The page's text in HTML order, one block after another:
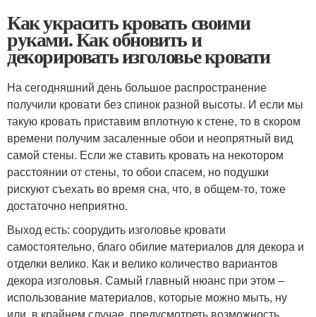
Как украсить кровать своими
руками. Как обновить и
декорировать изголовье кровати
На сегодняшний день большое распространение
получили кровати без спинок разной высоты. И если мы
такую кровать приставим вплотную к стене, то в скором
времени получим засаленные обои и неопрятный вид
самой стены. Если же ставить кровать на некотором
расстоянии от стены, то обои спасем, но подушки
рискуют съехать во время сна, что, в общем-то, тоже
достаточно неприятно.
Выход есть: соорудить изголовье кровати
самостоятельно, благо обилие материалов для декора и
отделки велико. Как и велико количество вариантов
декора изголовья. Самый главный нюанс при этом –
использование материалов, которые можно мыть, ну